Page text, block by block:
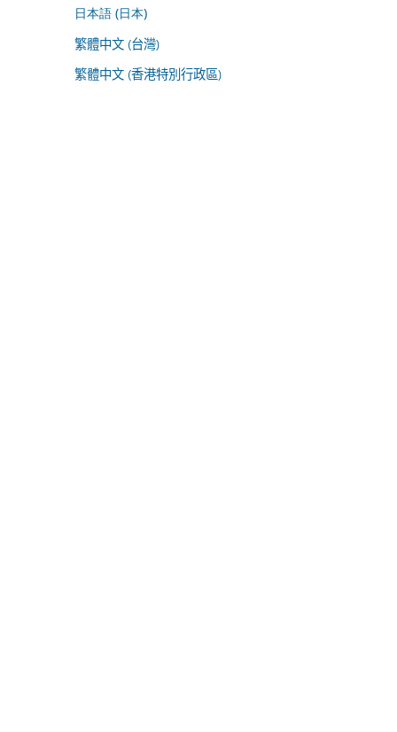
日本語 (日本)
繁體中文 (台灣)
繁體中文 (香港特別行政區)